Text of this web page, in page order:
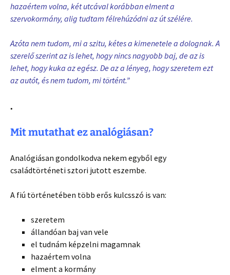
hazaértem volna, két utcával korábban elment a
szervokormány, alig tudtam félrehúzódni az út szélére.
Azóta nem tudom, mi a szitu, kétes a kimenetele a dolognak. A
szerelő szerint az is lehet, hogy nincs nagyobb baj, de az is
lehet, hogy kuka az egész. De az a lényeg, hogy szeretem ezt
az autót, és nem tudom, mi történt.”
.
Mit mutathat ez analógiásan?
Analógiásan gondolkodva nekem egyből egy
családtörténeti sztori jutott eszembe.
A fiú történetében több erős kulcsszó is van:
szeretem
állandóan baj van vele
el tudnám képzelni magamnak
hazaértem volna
elment a kormány